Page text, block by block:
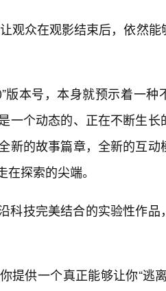
观众在观影结束后，依然
版本号，本身就预示着一种
一个动态的、正在不断生长
新的故事篇章，全新的互动
探索的尖端。
科技完美结合的实验性作品
提供一个真正能够让你“逃